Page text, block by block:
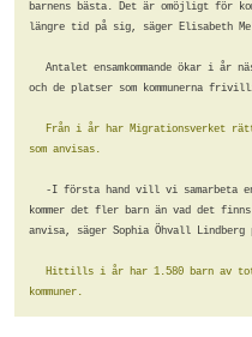
barnens bästa. Det är omöjligt för
längre tid på sig, säger Elisabeth
Antalet ensamkommande ökar i år
och de platser som kommunerna frivill
Från i år har Migrationsverket
som anvisas.
-I första hand vill vi samarbeta
kommer det fler barn än vad det finns
anvisa, säger Sophia Öhvall
Hittills i år har 1.580 barn av
kommuner.